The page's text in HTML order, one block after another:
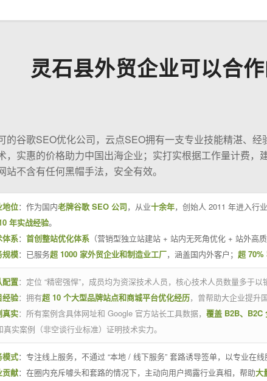
灵石县外贸企业可以合
的谷歌SEO优化公司，云点SEO拥有一支专业技能精湛、
，实惠的价格助力中国出海企业；实打实根据工作量计费
站不含有任何黑帽手法，安全有效。
地位：作为国内老牌谷歌 SEO 公司，从业十余年，创始人 2011 年进入行
年实战经验。
体系： 首创整站优化体系 （营销型独立站建站 + 站内无死角优化 + 站外高
规模：已服务超 1000 家外贸企业和制造业工厂，涵盖国内外客户； 超 70%
配置：定位 “精密强悍”，成员均为资深技术人员，核心技术人员数量多于
经验：拥有超 10 个大型品牌站点和商城平台优化经历，曾帮助大企业提升
真实：所有案例含具体网址和 Google 官方站长工具数据， 覆盖 B2B、B2C
真实案例（非空谈行业标准）证明技术实力。
模式：专注线上服务，不通过 “本地 / 线下服务” 套路诱导签单，以专业在
贡献：在圈内充斥噱头和套路的情况下，主动向用户揭露行业真相，帮助大